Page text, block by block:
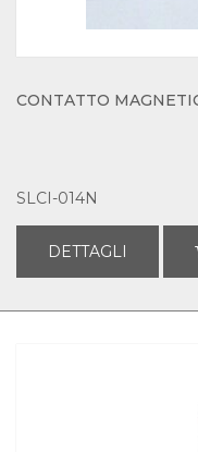
CONTATTO
SLCI-014N
DETTAGLI